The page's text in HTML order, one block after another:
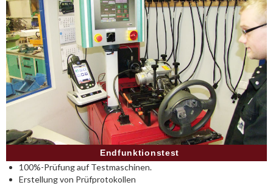
Endfunktionstest
100%-Prüfung auf Testmaschinen.
Erstellung von Prüfprotokollen